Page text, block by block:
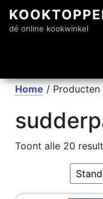
dé online kookwinkel
Home / Producten
Toont alle 20